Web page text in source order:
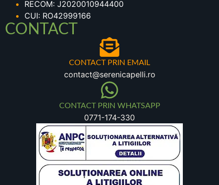
RECOM: J2020010944400
CUI: RO42999166
CONTACT
CONTACT PRIN EMAIL
contact@serenicapelli.ro
CONTACT PRIN WHATSAPP
0771-174-330